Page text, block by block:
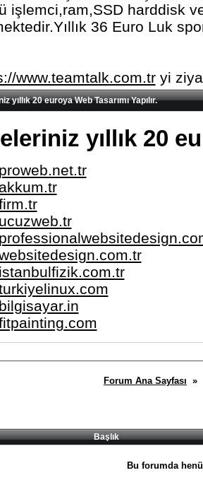
işlemci,ram,SSD harddisk
36 Euro Luk
www.teamtalk.com.tryi
yıllık 20 euroya Web Tasarımı Yapılır.
yıllık 20
proweb.net.tr
akkum.tr
ucuzweb.tr
istanbulfizik.com.tr
bilgisayar.in
Forum Ana Sayfası »
Başlık
Bu forumda